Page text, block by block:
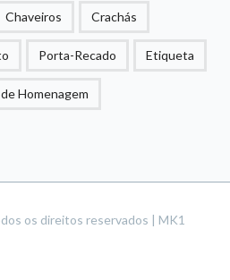
Chaveiros Crachás
Porta-Recado Etiqueta
Homenagem
os direitos reservados | MK1